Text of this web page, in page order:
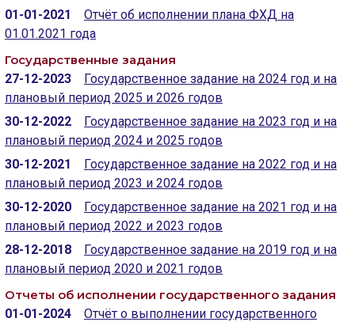
01-01-2021
Отчёт об исполнении плана ФХД на
01.01.2021 года
Государственные задания
27-12-2023
Государственное задание на 2024 год и на
плановый период 2025 и 2026 годов
30-12-2022
Государственное задание на 2023 год и на
плановый период 2024 и 2025 годов
30-12-2021
Государственное задание на 2022 год и на
плановый период 2023 и 2024 годов
30-12-2020
Государственное задание на 2021 год и на
плановый период 2022 и 2023 годов
28-12-2018
Государственное задание на 2019 год и на
плановый период 2020 и 2021 годов
Отчеты об исполнении государственного задания
01-01-2024
Отчёт о выполнении государственного